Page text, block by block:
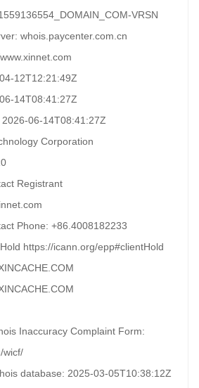
VRSN
whois.paycenter.com.cn
12T12:21:49Z
14T08:41:27Z
06-14T08:41:27Z
Corporation
Registrant
Phone: +86.4008182233
https://icann.org/epp#clientHold
Inaccuracy Complaint Form:
wicf/
database: 2025-03-05T10:38:12Z